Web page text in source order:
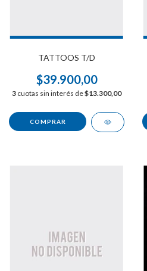
TATTOOS T/D
$39.900,00
3 cuotas sin interés de$13.300,00